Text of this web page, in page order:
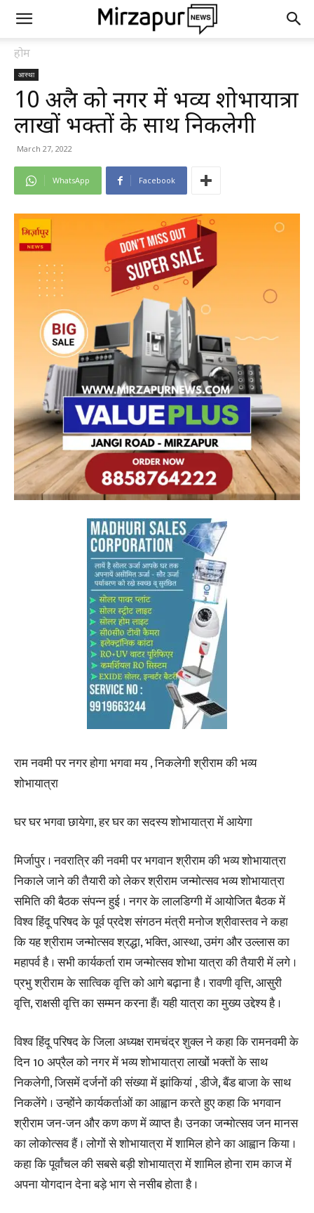
होम
आस्था
10 अप्रैल को नगर में भव्य शोभायात्रा
लाखों भक्तों के साथ निकलेगी
March 27, 2022
WhatsApp Facebook
राम नवमी पर नगर होगा भगवा मय , निकलेगी श्रीराम की भव्य
शोभायात्रा
घर घर भगवा छायेगा, हर घर का सदस्य शोभायात्रा में आयेगा
मिर्जापुर । नवरात्रि की नवमी पर भगवान श्रीराम की भव्य शोभायात्रा
निकाले जाने की तैयारी को लेकर श्रीराम जन्मोत्सव भव्य शोभायात्रा
समिति की बैठक संपन्न हुई । नगर के लालडिग्गी में आयोजित बैठक में
विश्व हिंदू परिषद के पूर्व प्रदेश संगठन मंत्री मनोज श्रीवास्तव ने कहा
कि यह श्रीराम जन्मोत्सव श्रद्धा, भक्ति, आस्था, उमंग और उल्लास का
महापर्व है । सभी कार्यकर्ता राम जन्मोत्सव शोभा यात्रा की तैयारी में लगे ।
प्रभु श्रीराम के सात्विक वृत्ति को आगे बढ़ाना है । रावणी वृत्ति, आसुरी
वृत्ति, राक्षसी वृत्ति का सम्मन करना हैं। यही यात्रा का मुख्य उद्देश्य है ।
विश्व हिंदू परिषद के जिला अध्यक्ष रामचंद्र शुक्ल ने कहा कि रामनवमी के
दिन 10 अप्रैल को नगर में भव्य शोभायात्रा लाखों भक्तों के साथ
निकलेगी, जिसमें दर्जनों की संख्या में झांकियां , डीजे, बैंड बाजा के साथ
निकलेंगे । उन्होंने कार्यकर्ताओं का आह्वान करते हुए कहा कि भगवान
श्रीराम जन-जन और कण कण में व्याप्त है। उनका जन्मोत्सव जन मानस
का लोकोत्सव हैं । लोगों से शोभायात्रा में शामिल होने का आह्वान किया ।
कहा कि पूर्वांचल की सबसे बड़ी शोभायात्रा में शामिल होना राम काज में
अपना योगदान देना बड़े भाग से नसीब होता है ।